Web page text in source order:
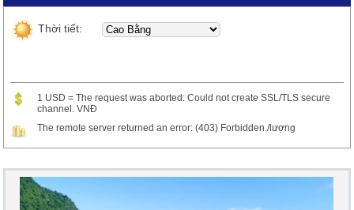
Thời tiết:
1 USD = The request was aborted: Could not create SSL/TLS secure
channel. VNĐ
The remote server returned an error: (403) Forbidden./lượng